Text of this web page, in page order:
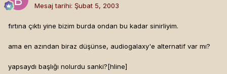
Mesaj tarihi: Şubat 5, 2003
fırtına çıktı yine bizim burda ondan bu kadar sinirliyim.
ama en azından biraz düşünse, audiogalaxy'e alternatif var mı?
yapsaydı başlığı nolurdu sanki?[hline]